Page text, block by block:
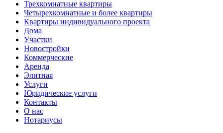
Трехкомнатные квартиры
Четырехкомнатные и более квартиры
Квартиры индивидуального проекта
Дома
Участки
Новостройки
Коммерческие
Аренда
Элитная
Услуги
Юридические услуги
Контакты
О нас
Нотариусы